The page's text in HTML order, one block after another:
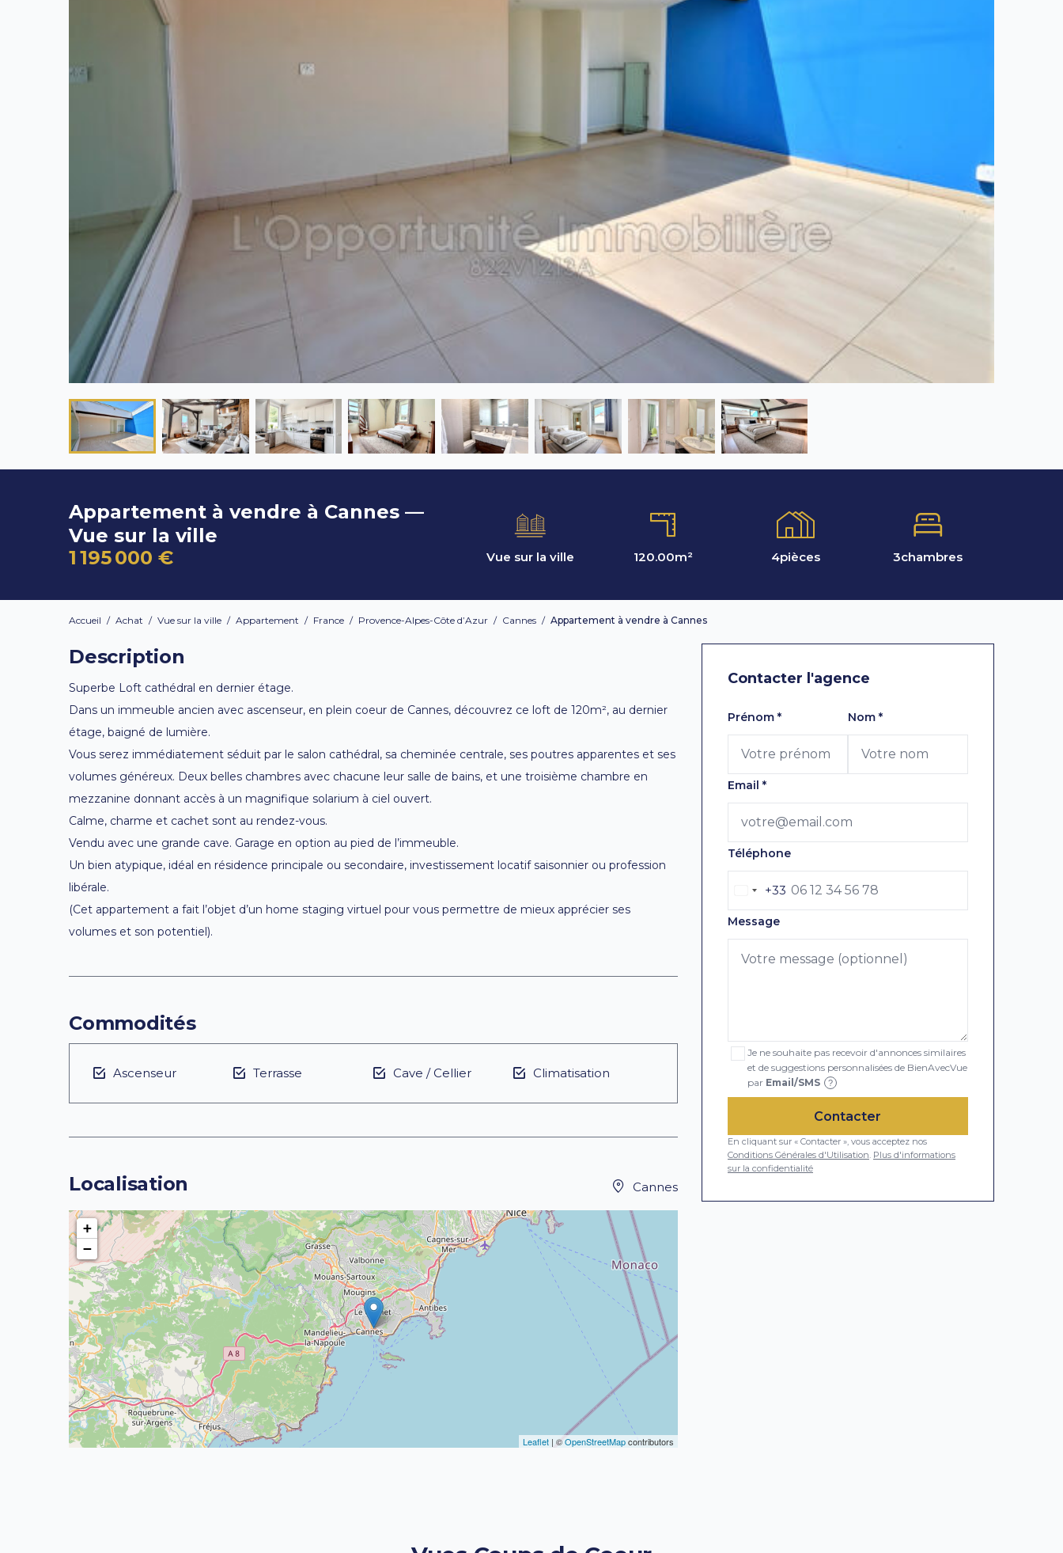
Appartement à vendre à Cannes —
Vue sur la ville
1 195 000 €
Vue sur la ville 120.00m² 4pièces 3chambres
Accueil / Achat / Vue sur la ville / Appartement / France / Provence-Alpes-Côte d’Azur / Cannes / Appartement à vendre à Cannes
Description
Superbe Loft cathédral en dernier étage.
Dans un immeuble ancien avec ascenseur, en plein coeur de Cannes, découvrez ce loft de 120m², au dernier
étage, baigné de lumière.
Vous serez immédiatement séduit par le salon cathédral, sa cheminée centrale, ses poutres apparentes et ses
volumes généreux. Deux belles chambres avec chacune leur salle de bains, et une troisième chambre en
mezzanine donnant accès à un magnifique solarium à ciel ouvert.
Calme, charme et cachet sont au rendez-vous.
Vendu avec une grande cave. Garage en option au pied de l’immeuble.
Un bien atypique, idéal en résidence principale ou secondaire, investissement locatif saisonnier ou profession
libérale.
(Cet appartement a fait l’objet d’un home staging virtuel pour vous permettre de mieux apprécier ses
volumes et son potentiel).
Commodités
Ascenseur Terrasse Cave / Cellier Climatisation
Localisation Cannes
+
−
Leaflet| ©OpenStreetMapcontributors
Contacter l'agence
Laissez ce champ vide
Prénom * Nom *
Email *
Téléphone
+33
Message
Je ne souhaite pas recevoir d'annonces similaires
et de suggestions personnalisées de BienAvecVue
par Email/SMS ?
Contacter
En cliquant sur « Contacter », vous acceptez nos
Conditions Générales d'Utilisation. Plus d'informations
sur la confidentialité